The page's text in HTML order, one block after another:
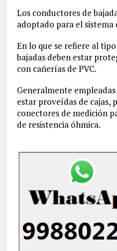
Los conductores de
adoptado para el sistema
En lo que se refiere al
bajadas deben estar
con cañerías de PVC.
Generalmente
estar proveídas de cajas,
conectores de medición
de resistencia óhmica.